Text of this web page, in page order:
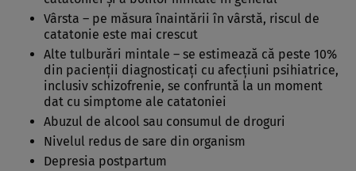
Vârsta – pe măsura înaintării în vârstă, riscul de
catatonie este mai crescut
Alte tulburări mintale – se estimează că peste 10%
din pacienţii diagnosticaţi cu afecţiuni psihiatrice,
inclusiv schizofrenie, se confruntă la un moment
dat cu simptome ale catatoniei
Abuzul de alcool sau consumul de droguri
Nivelul redus de sare din organism
Depresia postpartum